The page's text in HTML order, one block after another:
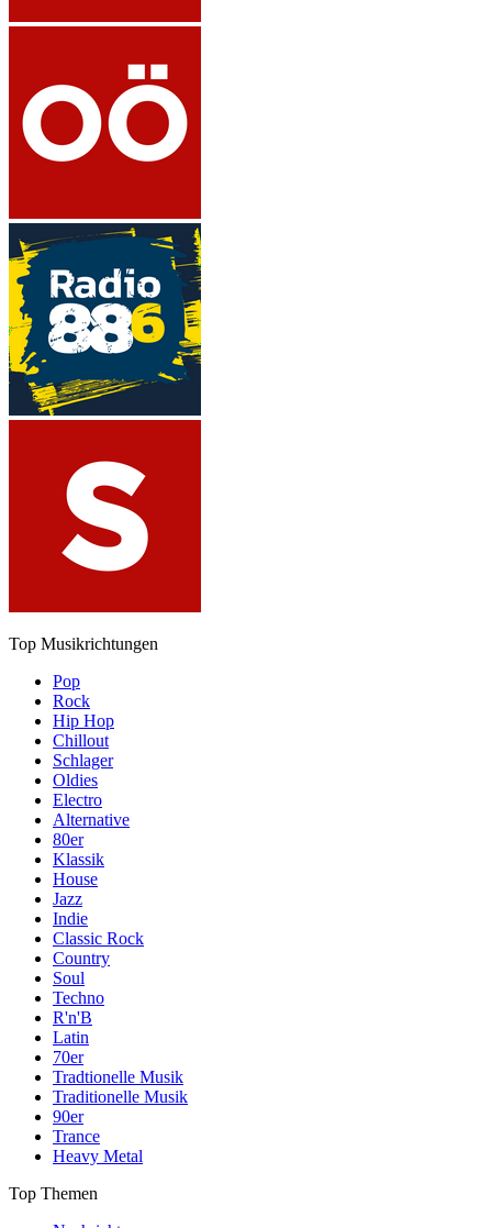
Top Musikrichtungen
Pop
Rock
Hip Hop
Chillout
Schlager
Oldies
Electro
Alternative
80er
Klassik
House
Jazz
Indie
Classic Rock
Country
Soul
Techno
R'n'B
Latin
70er
Tradtionelle Musik
Traditionelle Musik
90er
Trance
Heavy Metal
Top Themen